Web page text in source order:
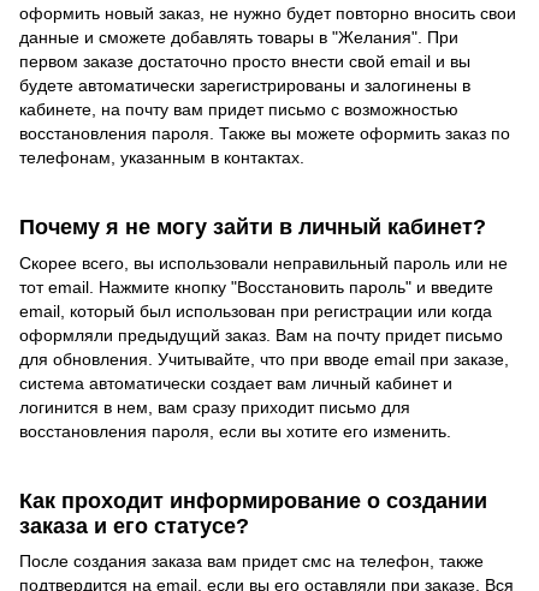
оформить новый заказ, не нужно будет повторно вносить свои
данные и сможете добавлять товары в "Желания". При
первом заказе достаточно просто внести свой email и вы
будете автоматически зарегистрированы и залогинены в
кабинете, на почту вам придет письмо с возможностью
восстановления пароля. Также вы можете оформить заказ по
телефонам, указанным в контактах.
Почему я не могу зайти в личный кабинет?
Скорее всего, вы использовали неправильный пароль или не
тот email. Нажмите кнопку "Восстановить пароль" и введите
email, который был использован при регистрации или когда
оформляли предыдущий заказ. Вам на почту придет письмо
для обновления. Учитывайте, что при вводе email при заказе,
система автоматически создает вам личный кабинет и
логинится в нем, вам сразу приходит письмо для
восстановления пароля, если вы хотите его изменить.
Как проходит информирование о создании
заказа и его статусе?
После создания заказа вам придет смс на телефон, также
подтвердится на email, если вы его оставляли при заказе. Вся